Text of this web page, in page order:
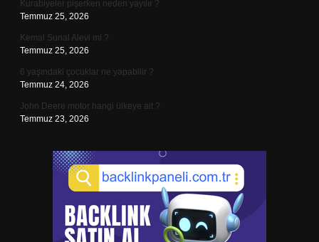
Kurabiyeler pişerken neden yayılır ?
Temmuz 25, 2026
Kemal Sunal Alevi mi ?
Temmuz 25, 2026
6 yaşındaki çocuklar ne yapabilir ?
Temmuz 24, 2026
John Deere motor hangi ülkeye ait ?
Temmuz 23, 2026